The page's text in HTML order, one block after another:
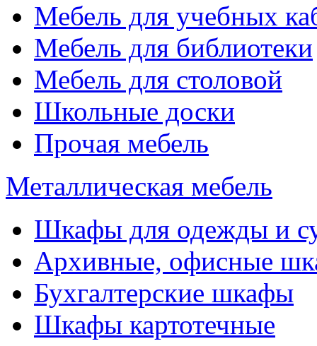
Мебель для учебных
Мебель для библиотеки
Мебель для столовой
Школьные доски
Прочая мебель
Металлическая мебель
Шкафы для одежды и
Архивные, офисные
Бухгалтерские шкафы
Шкафы картотечные